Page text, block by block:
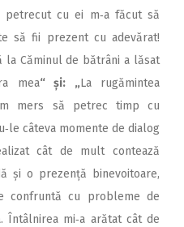
cu ei m‑a făcut să
să fii prezent cu adevărat!
la Căminul de bătrâni a lăsat
mea“ și: „La rugămintea
mers să petrec timp cu
câteva momente de dialog
cât de mult contează
și o prezență binevoitoare,
confruntă cu probleme de
Întâlnirea mi‑a arătat cât de